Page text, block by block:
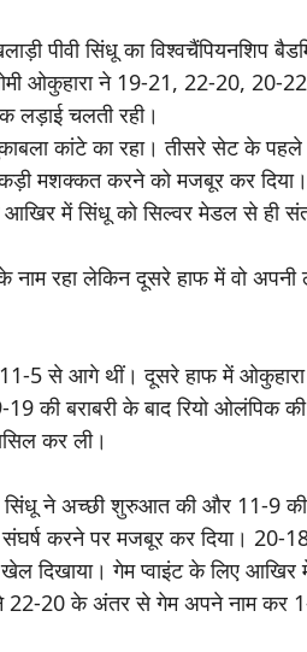
पीवी सिंधू का
ओकुहारा ने 19-21, 22-20, 20-22
चलती रही।
कांटे का रहा। तीसरे सेट के
मशक्कत करने को मजबूर कर
में सिंधू को सिल्वर मेडल से ही
रहा लेकिन दूसरे हाफ में वो अपनी
5 से आगे थीं। दूसरे हाफ में ओकुहारा
19 की बराबरी के बाद रियो
कर ली।
ने अच्छी शुरुआत की और 11-9 की
करने पर मजबूर कर दिया। 20-
खेल दिखाया। गेम प्वाइंट के लिए
22-20 के अंतर से गेम अपने नाम कर 1-